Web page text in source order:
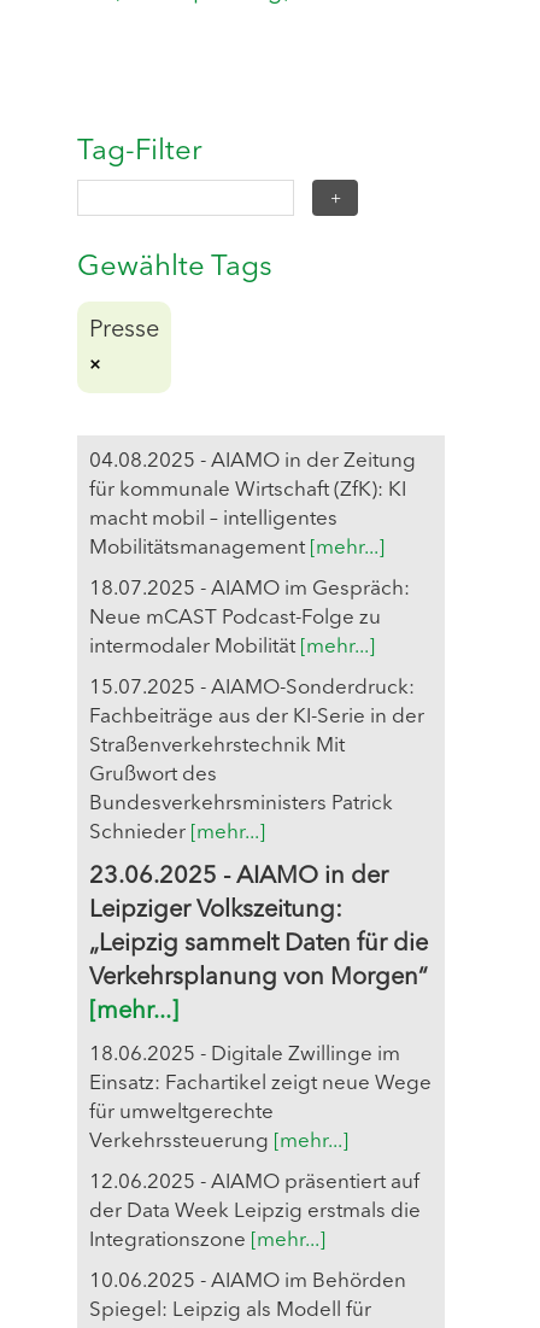
Tag-Filter
Gewählte Tags
Presse
04.08.2025 - AIAMO in der Zeitung
für kommunale Wirtschaft (ZfK): KI
macht mobil – intelligentes
Mobilitätsmanagement [mehr...]
18.07.2025 - AIAMO im Gespräch:
Neue mCAST Podcast-Folge zu
intermodaler Mobilität [mehr...]
15.07.2025 - AIAMO-Sonderdruck:
Fachbeiträge aus der KI-Serie in der
Straßenverkehrstechnik Mit
Grußwort des
Bundesverkehrsministers Patrick
Schnieder [mehr...]
23.06.2025 - AIAMO in der
Leipziger Volkszeitung:
„Leipzig sammelt Daten für die
Verkehrsplanung von Morgen“
[mehr...]
18.06.2025 - Digitale Zwillinge im
Einsatz: Fachartikel zeigt neue Wege
für umweltgerechte
Verkehrssteuerung
[mehr...]
12.06.2025 - AIAMO präsentiert auf
der Data Week Leipzig erstmals die
Integrationszone
[mehr...]
10.06.2025 - AIAMO im Behörden
Spiegel: Leipzig als Modell für